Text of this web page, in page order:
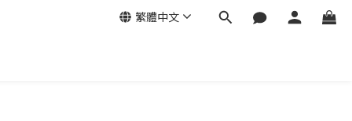
繁體中文